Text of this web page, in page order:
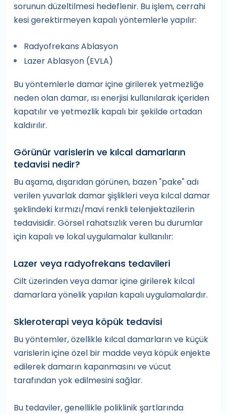
sorunun düzeltilmesi hedeflenir. Bu işlem, cerrahi
kesi gerektirmeyen kapalı yöntemlerle yapılır:
Radyofrekans Ablasyon
Lazer Ablasyon (EVLA)
Bu yöntemlerle damar içine girilerek yetmezliğe
neden olan damar, ısı enerjisi kullanılarak içeriden
kapatılır ve yetmezlik kapalı bir şekilde ortadan
kaldırılır.
Görünür varislerin ve kılcal damarların
tedavisi nedir?
Bu aşama, dışarıdan görünen, bazen "pake" adı
verilen yuvarlak damar şişlikleri veya kılcal damar
şeklindeki kırmızı/mavi renkli telenjiektazilerin
tedavisidir. Görsel rahatsızlık veren bu durumlar
için kapalı ve lokal uygulamalar kullanılır:
Lazer veya radyofrekans tedavileri
Cilt üzerinden veya damar içine girilerek kılcal
damarlara yönelik yapılan kapalı uygulamalardır.
Skleroterapi veya köpük tedavisi
Bu yöntemler, özellikle kılcal damarların ve küçük
varislerin içine özel bir madde veya köpük enjekte
edilerek damarın kapanmasını ve vücut
tarafından yok edilmesini sağlar.
Bu tedaviler, genellikle poliklinik şartlarında